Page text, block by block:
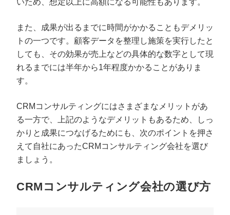
また、成果が出るまでに時間がかかることもデメリッ
トの一つです。顧客データを整理し施策を実行したと
しても、その効果が売上などの具体的な数字として現
れるまでには半年から1年程度かかることがありま
す。
CRMコンサルティングにはさまざまなメリットがあ
る一方で、上記のようなデメリットもあるため、しっ
かりと成果につなげるためにも、次のポイントを押さ
えて自社にあったCRMコンサルティング会社を選び
ましょう。
CRMコンサルティング会社の選び方